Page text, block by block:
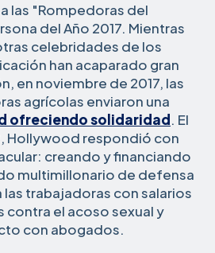
a las "Rompedoras del
del Año 2017. Mientras
celebridades de los
han acaparado gran
en noviembre de 2017, las
agrícolas enviaron una
ofreciendo solidaridad. El
Hollywood respondió con
creando y financiando
multimillonario de defensa
las trabajadoras con salarios
contra el acoso sexual y
con abogados.